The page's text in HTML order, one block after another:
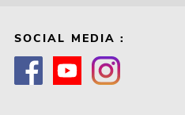
SOCIAL MEDIA :